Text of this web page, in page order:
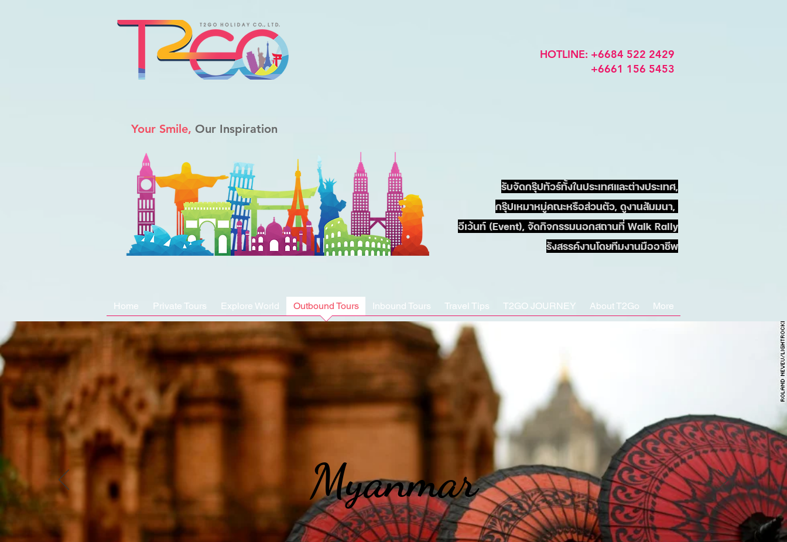
HOTLINE: +6684 522 2429
+6661 156 5453
Your Smile, Our Inspiration
รับจัดกรุ๊ปทัวร์ทั้งในประเทศและต่างประเทศ,
กรุ๊ปเหมาหมู่คณะหรือส่วนตัว, ดูงานสัมมนา,
อีเว้นท์ (Event), จัดกิจกรรมนอกสถานที่ Walk Rally
รังสรรค์งานโดยทีมงานมืออาชีพ
Home Private Tours Explore World Outbound Tours Inbound Tours Travel Tips T2GO JOURNEY About T2Go More
Myanmar